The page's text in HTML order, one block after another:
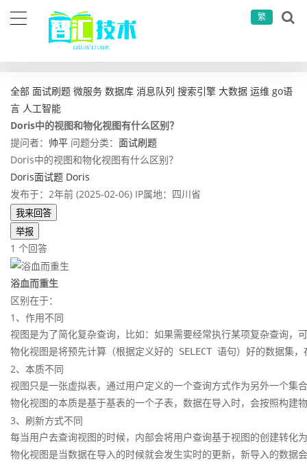
繁
全部 面试刷题 微服务 数据库 消息队列 搜索引擎 大数据 运维 go语
言 人工智能
Doris中的视图和物化视图有什么区别？
提问者： 帅平 问题分类： 面试刷题
Doris中的视图和物化视图有什么区别？
Doris面试题 Doris
发布于：2年前 (2025-02-06) IP属地：四川省
我来回答
举报
1 个回答
浴血而重生
区别在于：
1、作用不同
视图是为了简化复杂查询，比如：如果需要经常执行某项复杂查询，
物化视图是将预先计算（根据定义好的 SELECT 语句）好的数据
2、本质不同
视图只是一张虚拟表，通过用户定义的一个查询方式作为另外一个集
物化视图的本质是基于基表的一个子表，数据在导入时，会按照构建
3、刷新方式不同
每当用户去查询视图的时候，内部会将用户查询基于视图的创建转化
物化视图是当数据在导入的时候就会发生实时的更新，新导入的数据